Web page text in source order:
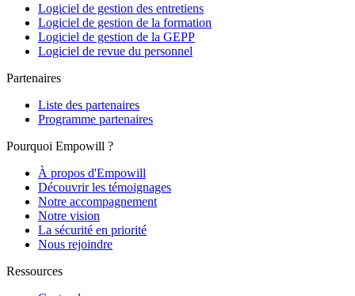
Logiciel de gestion des entretiens
Logiciel de gestion de la formation
Logiciel de gestion de la GEPP
Logiciel de revue du personnel
Partenaires
Liste des partenaires
Programme partenaires
Pourquoi Empowill ?
À propos d'Empowill
Découvrir les témoignages
Notre accompagnement
Notre vision
La sécurité en priorité
Nous rejoindre
Ressources